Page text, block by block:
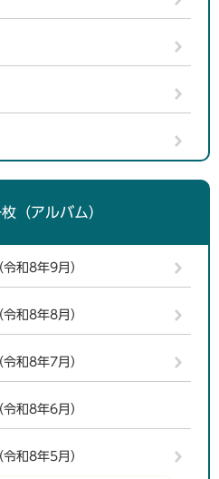
（アルバム）
和8年9月）
和8年8月）
和8年7月）
和8年6月）
和8年5月）